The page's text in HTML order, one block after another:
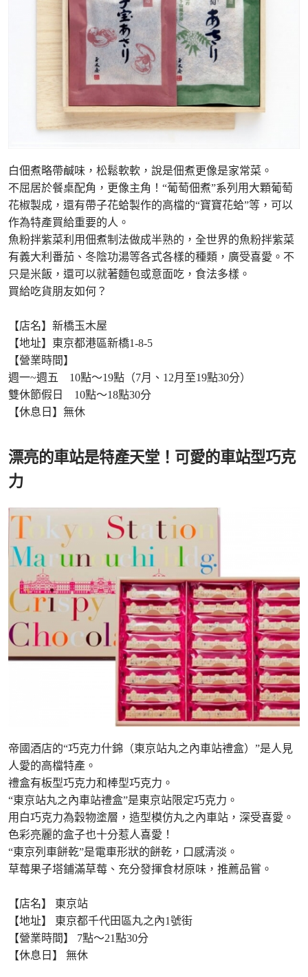
白佃煮略帶鹹味，松鬆軟軟，說是佃煮更像是家常菜。
不屈居於餐桌配角，更像主角！“葡萄佃煮”系列用大顆葡萄
花椒製成，還有帶子花蛤製作的高檔的“寶寶花蛤”等，可以
作為特產買給重要的人。
魚粉拌紫菜利用佃煮制法做成半熟的，全世界的魚粉拌紫菜
有義大利番茄、冬陰功湯等各式各樣的種類，廣受喜愛。不
只是米飯，還可以就著麵包或意面吃，食法多樣。
買給吃貨朋友如何？
【店名】新橋玉木屋
【地址】東京都港區新橋1-8-5
【營業時間】
週一~週五 10點〜19點（7月、12月至19點30分）
雙休節假日 10點〜18點30分
【休息日】無休
漂亮的車站是特產天堂！可愛的車站型巧克
力
帝國酒店的“巧克力什錦（東京站丸之內車站禮盒）”是人見
人愛的高檔特產。
禮盒有板型巧克力和棒型巧克力。
“東京站丸之內車站禮盒”是東京站限定巧克力。
用白巧克力為穀物塗層，造型模仿丸之內車站，深受喜愛。
色彩亮麗的盒子也十分惹人喜愛！
“東京列車餅乾”是電車形狀的餅乾，口感清淡。
草莓果子塔鋪滿草莓、充分發揮食材原味，推薦品嘗。
【店名】 東京站
【地址】 東京都千代田區丸之內1號街
【營業時間】 7點〜21點30分
【休息日】 無休